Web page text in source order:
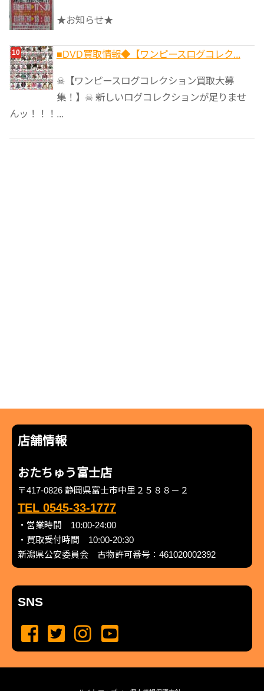
★お知らせ★
■DVD買取情報◆【ワンピースログコレク...
☠【ワンピースログコレクション買取大募
集！】☠ 新しいログコレクションが足りませ
んッ！！！...
店舗情報
おたちゅう富士店
〒417-0826 静岡県富士市中里２５８８－２
TEL 0545-33-1777
・営業時間 10:00-24:00
・買取受付時間 10:00-20:30
新潟県公安委員会 古物許可番号：461020002392
SNS